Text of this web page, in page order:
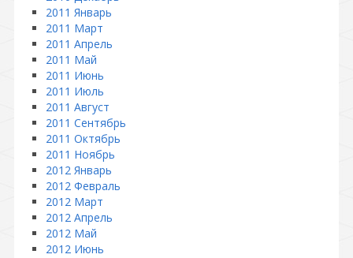
2011 Январь
2011 Март
2011 Апрель
2011 Май
2011 Июнь
2011 Июль
2011 Август
2011 Сентябрь
2011 Октябрь
2011 Ноябрь
2012 Январь
2012 Февраль
2012 Март
2012 Апрель
2012 Май
2012 Июнь